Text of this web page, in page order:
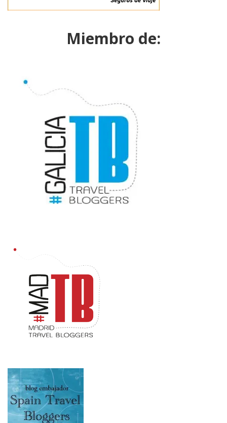
Miembro de: